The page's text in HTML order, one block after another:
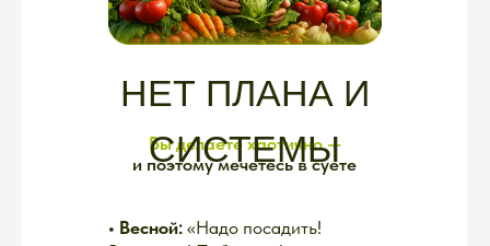
только народные средства!»
Четвёртый:«Народные
средства — ерунда, нужна
Вы читаете, читаете, читаете
итоге либо ничего не делаете,
либо пробуете всё подряд
РЕАЛЬНОСТЬ: